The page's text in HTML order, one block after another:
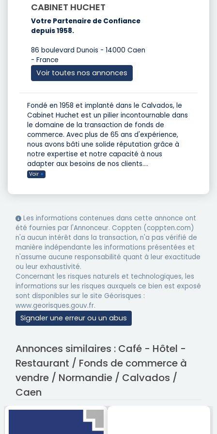
CABINET HUCHET
Votre Partenaire de Confiance
depuis 1958.
86 boulevard Dunois - 14000 Caen
- France
Voir toutes nos annonces
Fondé en 1958 et implanté dans le Calvados, le
Cabinet Huchet est un pilier incontournable dans
le domaine de la transaction de fonds de
commerce. Avec plus de 65 ans d'expérience,
nous avons bâti une solide réputation grâce à
notre expertise et notre capacité à nous
adapter aux besoins de nos clients....
Voir +
Les informations contenues dans cette annonce ont
été fournies par l'Annonceur. Coppten (coppten.com)
n'a aucun intérêt dans la transaction, n'a pas vérifié de
manière indépendante les informations présentées et
n'assume aucune responsabilité quant à leur exactitude
ou leur exhaustivité.
Concernant les risques naturels et technologiques, les
informations sur les risques auxquels ce bien est exposé
sont disponibles sur le site Géorisques :
www.georisques.gouv.fr.
Signaler une erreur ou un abus
Annonces similaires : Café - Hôtel -
Restaurant / Fonds de commerce à
vendre / Normandie / Calvados /
Caen